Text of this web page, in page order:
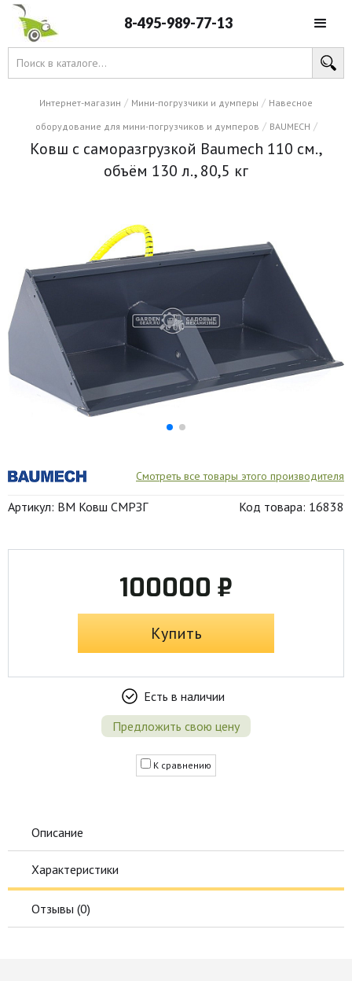
8-495-989-77-13
Интернет-магазин / Мини-погрузчики и думперы / Навесное
оборудование для мини-погрузчиков и думперов / BAUMECH /
Ковш с саморазгрузкой Baumech 110 см.,
объём 130 л., 80,5 кг
Смотреть все товары этого производителя
Артикул: BM Ковш СМРЗГ Код товара: 16838
100000 ₽
Купить
Есть в наличии
Предложить свою цену
К сравнению
Описание
Характеристики
Отзывы (0)